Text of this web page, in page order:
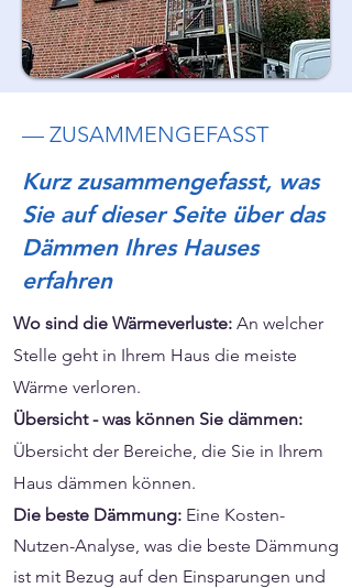
— ZUSAMMENGEFASST
Kurz zusammengefasst, was
Sie auf dieser Seite über das
Dämmen Ihres Hauses
erfahren
Wo sind die Wärmeverluste: An welcher
Stelle geht in Ihrem Haus die meiste
Wärme verloren.
Übersicht - was können Sie dämmen:
Übersicht der Bereiche, die Sie in Ihrem
Haus dämmen können.
Die beste Dämmung: Eine Kosten-
Nutzen-Analyse, was die beste Dämmung
ist mit Bezug auf den Einsparungen und